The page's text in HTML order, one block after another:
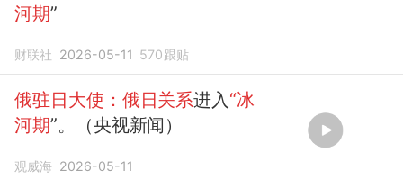
河期”
财联社 2026-05-11 570跟贴
俄驻日大使：俄日关系进入“冰
河期”。（央视新闻）
观威海 2026-05-11